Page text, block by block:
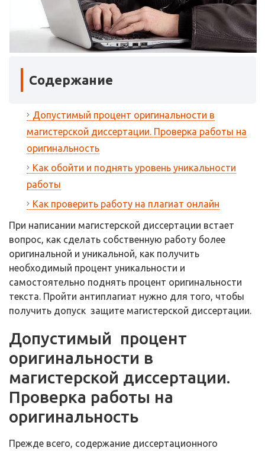
Содержание
Допустимый процент оригинальности в
магистерской диссертации. Проверка работы на
оригинальность
Как обойти и поднять уровень уникальности
работы
Как проверить работу на плагиат онлайн
При написании магистерской диссертации встает
вопрос, как сделать собственную работу более
оригинальной и уникальной, как получить
необходимый процент уникальности и
самостоятельно поднять процент оригинальности
текста. Пройти антиплагиат нужно для того, чтобы
получить допуск защите магистерской диссертации.
Допустимый процент
оригинальности в
магистерской диссертации.
Проверка работы на
оригинальность
Прежде всего, содержание диссертационного